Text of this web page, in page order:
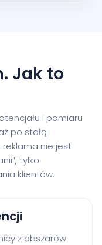
Jak to
i pomiaru
po stałą
reklama nie jest
tylko
klientów.
z obszarów